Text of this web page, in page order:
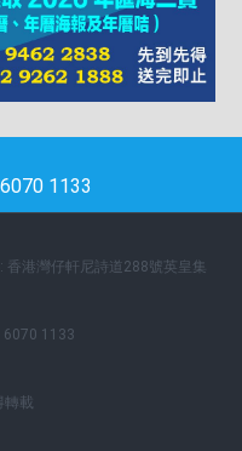
1133
香港灣仔軒尼詩道288號英皇集
6070 1133
載